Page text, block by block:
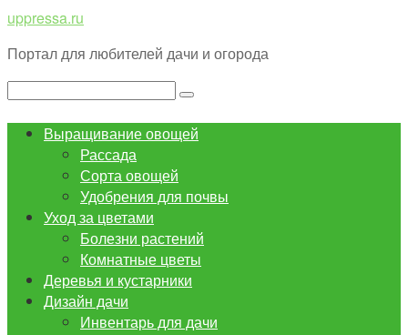
Перейти
контенту
uppressa.ru
Портал для любителей дачи и огорода
Поиск:
Выращивание овощей
Рассада
Сорта овощей
Удобрения для почвы
Уход за цветами
Болезни растений
Комнатные цветы
Деревья и кустарники
Дизайн дачи
Инвентарь для дачи